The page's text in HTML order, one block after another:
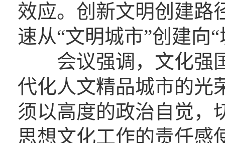
效应。创新文明创建路
速从“文明城市”创建向
会议强调，文化强国
代化人文精品城市的光
须以高度的政治自觉，
思想文化工作的责任感